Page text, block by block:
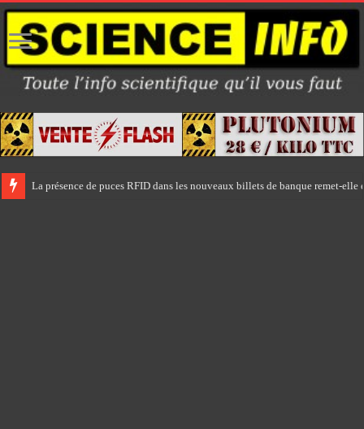
La présence de puces RFID dans les nouveaux billets de banque remet-